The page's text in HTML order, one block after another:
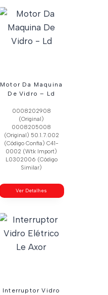
Motor Da Maquina
De Vidro – Ld
0008202908
(Original)
0008205008
(Original) 50.1.7.002
(Código Confia) C41-
0002 (Wtk Import)
L0302006 (Código
Similar)
Ver Detalhes
Interruptor Vidro